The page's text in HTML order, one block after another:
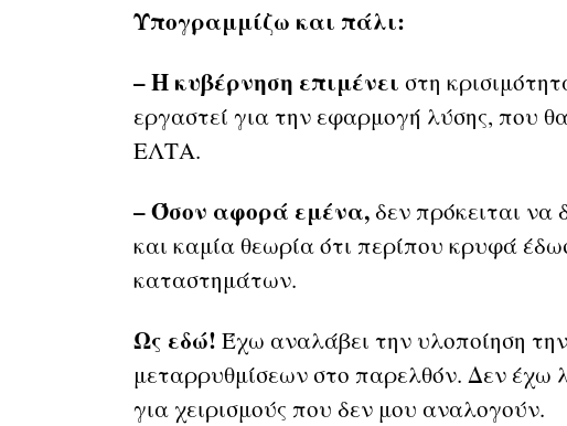
Υπογραμμίζω και πάλι:
– Η κυβέρνηση επιμένει στη
εργαστεί για την εφαρμογή λύσης, που
ΕΛΤΑ.
– Όσον αφορά εμένα,δεν πρόκειται να
και καμία θεωρία ότι περίπου κρυφά
καταστημάτων.
Ως εδώ! Έχω αναλάβει την υλοποίηση
μεταρρυθμίσεων στο παρελθόν. Δεν έχω
για χειρισμούς που δεν μου αναλογούν.